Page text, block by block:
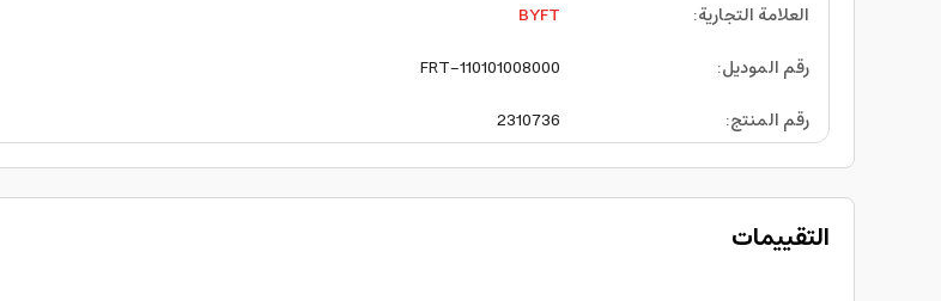
العلامة التجارية:
BYFT
رقم الموديل:
FRT-110101008000
رقم المنتج:
2310736
التقييمات